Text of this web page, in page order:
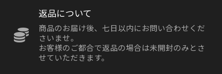
返品について
商品のお届け後、七日以内にお問い合わせくだ
さいませ。
お客様のご都合で返品の場合は未開封のみとさ
せていただきます。